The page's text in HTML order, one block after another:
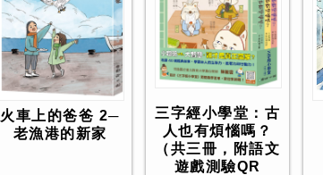
火車上的爸爸 2─
老漁港的新家
三字經小學堂：古
人也有煩惱嗎？
（共三冊，附語文
遊戲測驗QR